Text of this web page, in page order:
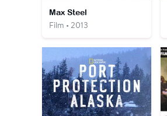
Max Steel
Film • 2013